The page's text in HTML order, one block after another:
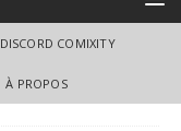
DISCORD COMIXITY
À PROPOS